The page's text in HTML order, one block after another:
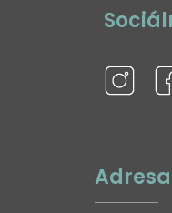
Adresa